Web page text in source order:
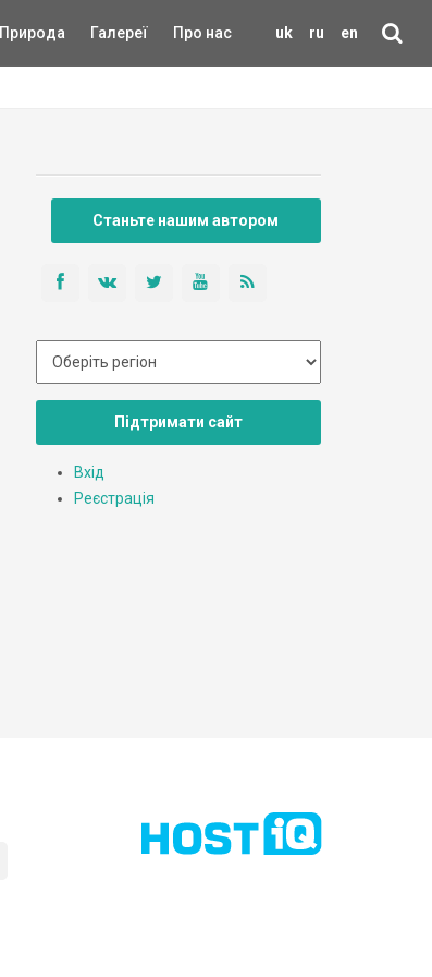
uk ru en
Природа Галереї Про нас
Станьте нашим автором
Підтримати сайт
Вхід
Реєстрація